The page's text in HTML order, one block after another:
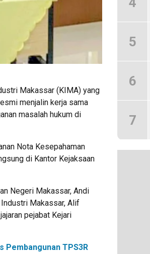
Makassar (KIMA) yang
menjalin kerja sama
masalah hukum di
Nota Kesepahaman
di Kantor Kejaksaan
Negeri Makassar, Andi
Makassar, Alif
pejabat Kejari
Pembangunan TPS3R
5
6
7